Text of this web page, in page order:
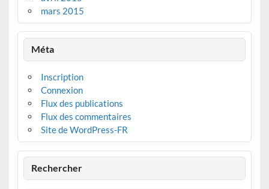
mars 2015
Méta
Inscription
Connexion
Flux des publications
Flux des commentaires
Site de WordPress-FR
Rechercher